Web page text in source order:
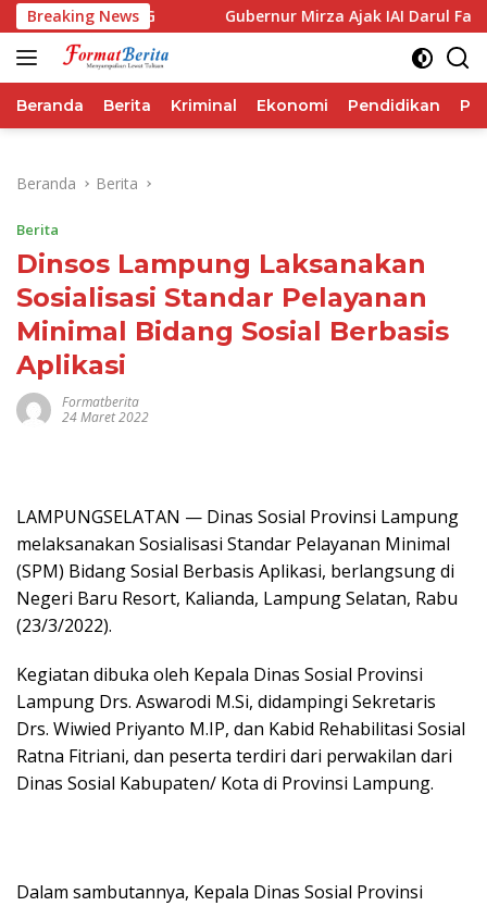
Langsung
ke
konten
Breaking News
IHSG Gubernur Mirza Ajak IAI Darul Fattah
Beranda Berita Kriminal Ekonomi Pendidikan
Beranda Berita
Berita
Dinsos Lampung Laksanakan
Sosialisasi Standar Pelayanan
Minimal Bidang Sosial Berbasis
Aplikasi
Formatberita
24 Maret 2022
LAMPUNGSELATAN — Dinas Sosial Provinsi Lampung
melaksanakan Sosialisasi Standar Pelayanan Minimal
(SPM) Bidang Sosial Berbasis Aplikasi, berlangsung di
Negeri Baru Resort, Kalianda, Lampung Selatan, Rabu
(23/3/2022).
Kegiatan dibuka oleh Kepala Dinas Sosial Provinsi
Lampung Drs. Aswarodi M.Si, didampingi Sekretaris
Drs. Wiwied Priyanto M.IP, dan Kabid Rehabilitasi Sosial
Ratna Fitriani, dan peserta terdiri dari perwakilan dari
Dinas Sosial Kabupaten/ Kota di Provinsi Lampung.
Dalam sambutannya, Kepala Dinas Sosial Provinsi